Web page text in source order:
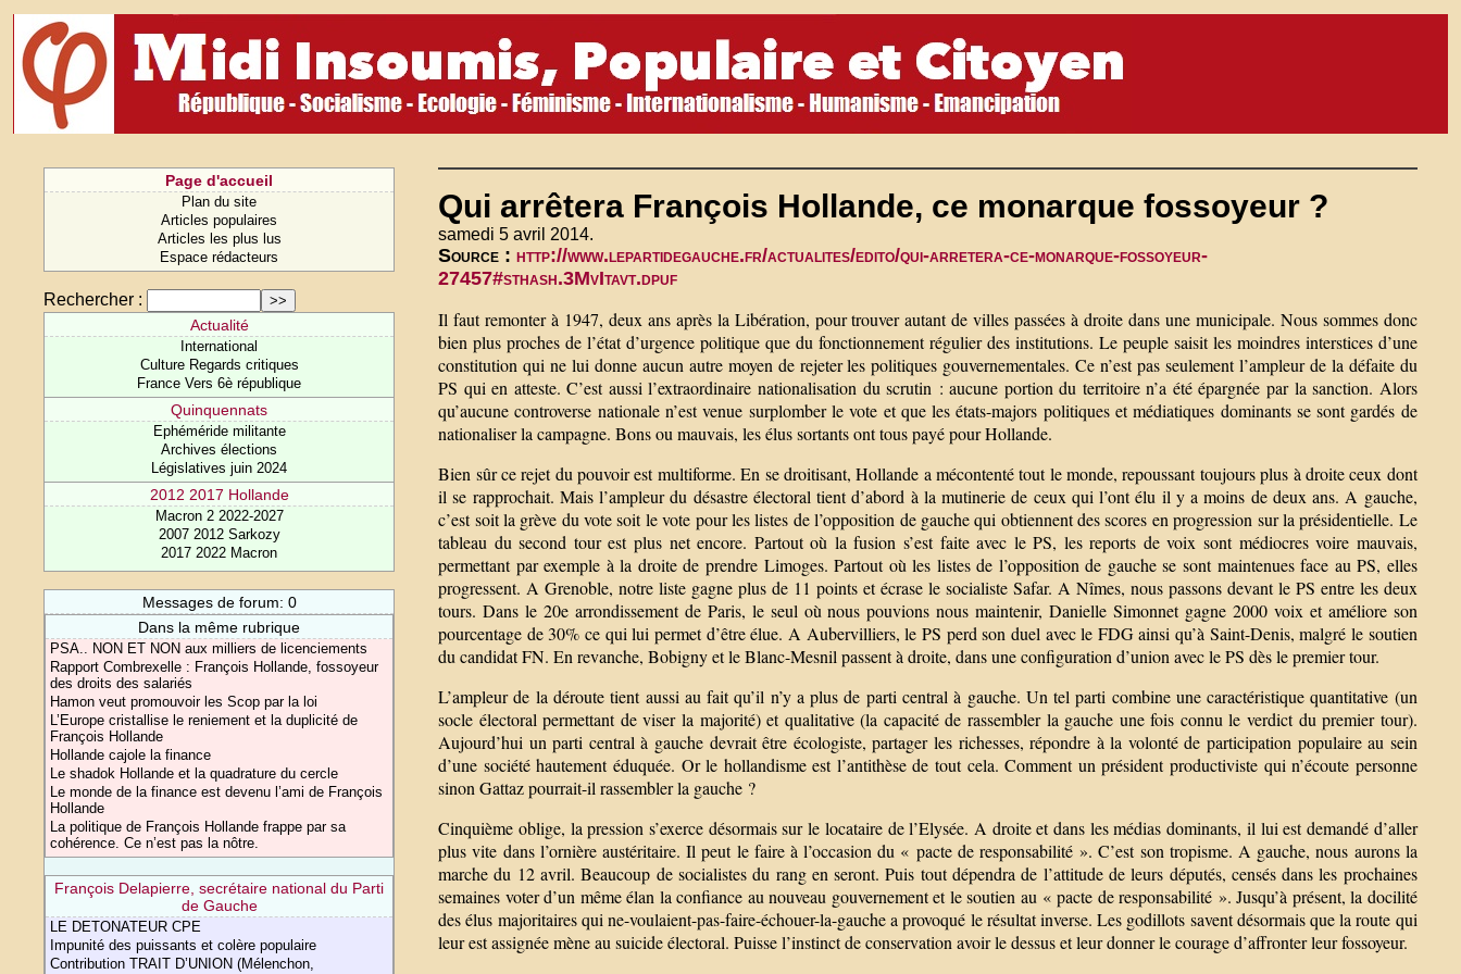
Page d'accueil
Plan du site
Articles populaires
Articles les plus lus
Espace rédacteurs
Rechercher :
Actualité
International
Culture Regards critiques
France Vers 6è république
Quinquennats
Ephéméride militante
Archives élections
Législatives juin 2024
2012 2017 Hollande
Macron 2 2022-2027
2007 2012 Sarkozy
2017 2022 Macron
Messages de forum: 0
Dans la même rubrique
PSA.. NON ET NON aux milliers de licenciements
Rapport Combrexelle : François Hollande, fossoyeur
des droits des salariés
Hamon veut promouvoir les Scop par la loi
L’Europe cristallise le reniement et la duplicité de
François Hollande
Hollande cajole la finance
Le shadok Hollande et la quadrature du cercle
Le monde de la finance est devenu l’ami de François
Hollande
La politique de François Hollande frappe par sa
cohérence. Ce n’est pas la nôtre.
François Delapierre, secrétaire national du Parti
de Gauche
LE DETONATEUR CPE
Impunité des puissants et colère populaire
Contribution TRAIT D’UNION (Mélenchon,
Qui arrêtera François Hollande, ce monarque fossoyeur ?
samedi 5 avril 2014.
Source :http://www.lepartidegauche.fr/actualites/edito/qui-arretera-ce-monarque-fossoyeur-
27457#sthash.3MvItavt.dpuf
Il faut remonter à 1947, deux ans après la Libération, pour trouver autant de villes passées à droite dans une municipale. Nous sommes donc
bien plus proches de l’état d’urgence politique que du fonctionnement régulier des institutions. Le peuple saisit les moindres interstices d’une
constitution qui ne lui donne aucun autre moyen de rejeter les politiques gouvernementales. Ce n’est pas seulement l’ampleur de la défaite du
PS qui en atteste. C’est aussi l’extraordinaire nationalisation du scrutin : aucune portion du territoire n’a été épargnée par la sanction. Alors
qu’aucune controverse nationale n’est venue surplomber le vote et que les états-majors politiques et médiatiques dominants se sont gardés de
nationaliser la campagne. Bons ou mauvais, les élus sortants ont tous payé pour Hollande.
Bien sûr ce rejet du pouvoir est multiforme. En se droitisant, Hollande a mécontenté tout le monde, repoussant toujours plus à droite ceux dont
il se rapprochait. Mais l’ampleur du désastre électoral tient d’abord à la mutinerie de ceux qui l’ont élu il y a moins de deux ans. A gauche,
c’est soit la grève du vote soit le vote pour les listes de l’opposition de gauche qui obtiennent des scores en progression sur la présidentielle. Le
tableau du second tour est plus net encore. Partout où la fusion s’est faite avec le PS, les reports de voix sont médiocres voire mauvais,
permettant par exemple à la droite de prendre Limoges. Partout où les listes de l’opposition de gauche se sont maintenues face au PS, elles
progressent. A Grenoble, notre liste gagne plus de 11 points et écrase le socialiste Safar. A Nîmes, nous passons devant le PS entre les deux
tours. Dans le 20e arrondissement de Paris, le seul où nous pouvions nous maintenir, Danielle Simonnet gagne 2000 voix et améliore son
pourcentage de 30% ce qui lui permet d’être élue. A Aubervilliers, le PS perd son duel avec le FDG ainsi qu’à Saint-Denis, malgré le soutien
du candidat FN. En revanche, Bobigny et le Blanc-Mesnil passent à droite, dans une configuration d’union avec le PS dès le premier tour.
L’ampleur de la déroute tient aussi au fait qu’il n’y a plus de parti central à gauche. Un tel parti combine une caractéristique quantitative (un
socle électoral permettant de viser la majorité) et qualitative (la capacité de rassembler la gauche une fois connu le verdict du premier tour).
Aujourd’hui un parti central à gauche devrait être écologiste, partager les richesses, répondre à la volonté de participation populaire au sein
d’une société hautement éduquée. Or le hollandisme est l’antithèse de tout cela. Comment un président productiviste qui n’écoute personne
sinon Gattaz pourrait-il rassembler la gauche ?
Cinquième oblige, la pression s’exerce désormais sur le locataire de l’Elysée. A droite et dans les médias dominants, il lui est demandé d’aller
plus vite dans l’ornière austéritaire. Il peut le faire à l’occasion du « pacte de responsabilité ». C’est son tropisme. A gauche, nous aurons la
marche du 12 avril. Beaucoup de socialistes du rang en seront. Puis tout dépendra de l’attitude de leurs députés, censés dans les prochaines
semaines voter d’un même élan la confiance au nouveau gouvernement et le soutien au « pacte de responsabilité ». Jusqu’à présent, la docilité
des élus majoritaires qui ne-voulaient-pas-faire-échouer-la-gauche a provoqué le résultat inverse. Les godillots savent désormais que la route qui
leur est assignée mène au suicide électoral. Puisse l’instinct de conservation avoir le dessus et leur donner le courage d’affronter leur fossoyeur.